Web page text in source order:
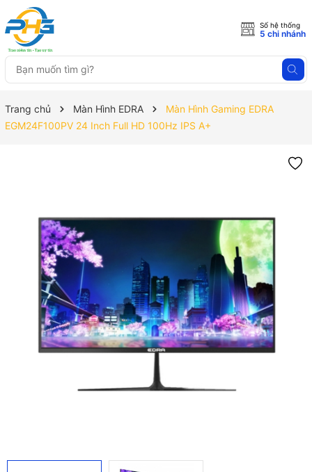
Số hệ thống
5 chi nhánh
Trang chủ Màn Hình EDRA
Màn Hình Gaming EDRA
EGM24F100PV 24 Inch Full HD 100Hz IPS A+